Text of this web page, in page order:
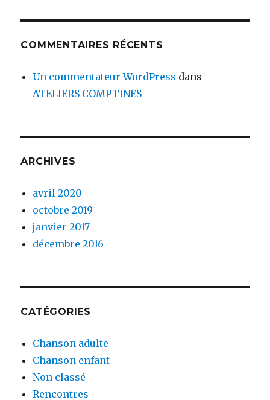
COMMENTAIRES RÉCENTS
Un commentateur WordPress dans
ATELIERS COMPTINES
ARCHIVES
avril 2020
octobre 2019
janvier 2017
décembre 2016
CATÉGORIES
Chanson adulte
Chanson enfant
Non classé
Rencontres